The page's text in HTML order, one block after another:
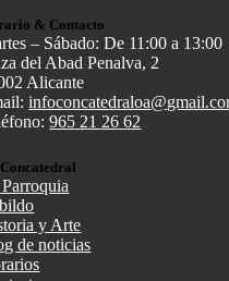
& Contacto
– Sábado: De 11:00 a 13:00
del Abad Penalva, 2
Alicante
965 21 26 62
y Arte
de noticias